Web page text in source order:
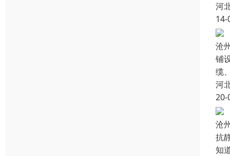
河
14-
沧
铺
缆
河
20-
沧
抗
知